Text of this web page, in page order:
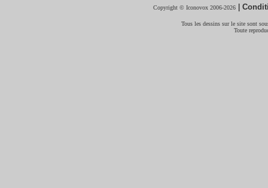
Copyright © Iconovox 2006-2026 |
Tous les dessins sur le site sont
Toute